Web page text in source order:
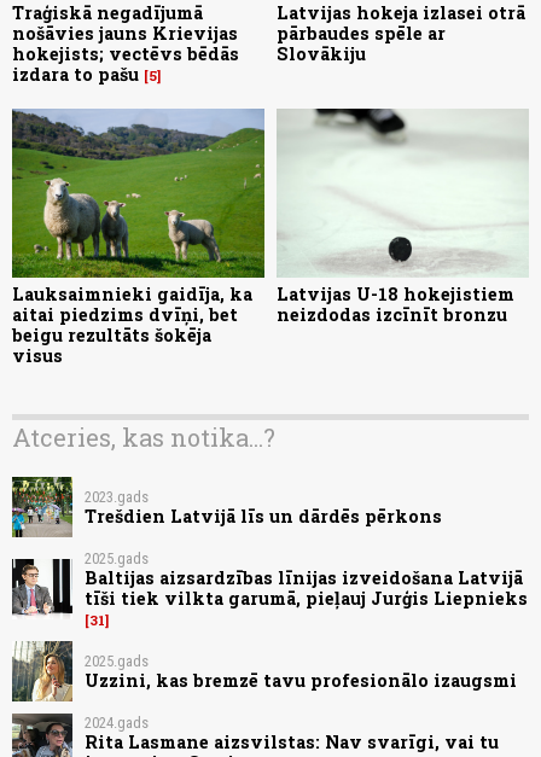
Traģiskā negadījumā
nošāvies jauns Krievijas
hokejists; vectēvs bēdās
izdara to pašu 5
Latvijas hokeja izlasei otrā
pārbaudes spēle ar
Slovākiju
Lauksaimnieki gaidīja, ka
aitai piedzims dvīņi, bet
beigu rezultāts šokēja
visus
Latvijas U-18 hokejistiem
neizdodas izcīnīt bronzu
Atceries, kas notika...?
2023.gads
Trešdien Latvijā līs un dārdēs pērkons
2025.gads
Baltijas aizsardzības līnijas izveidošana Latvijā
tīši tiek vilkta garumā, pieļauj Jurģis Liepnieks
31
2025.gads
Uzzini, kas bremzē tavu profesionālo izaugsmi
2024.gads
Rita Lasmane aizsvilstas: Nav svarīgi, vai tu